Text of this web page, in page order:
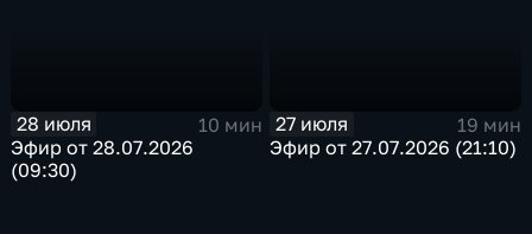
28 июля
10 мин
Эфир от 28.07.2026
(09:30)
27 июля
19 мин
Эфир от 27.07.2026 (21:10)